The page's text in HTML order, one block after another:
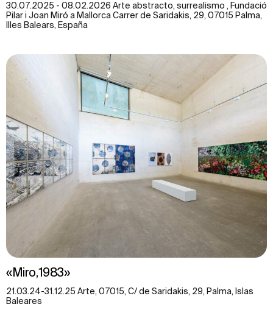
30.07.2025 - 08.02.2026 Arte abstracto, surrealismo , Fundació
Pilar i Joan Miró a Mallorca Carrer de Saridakis, 29, 07015 Palma,
Illes Balears, España
«Miro,1983»
21.03.24-31.12.25 Arte, 07015, C/ de Saridakis, 29, Palma, Islas
Baleares